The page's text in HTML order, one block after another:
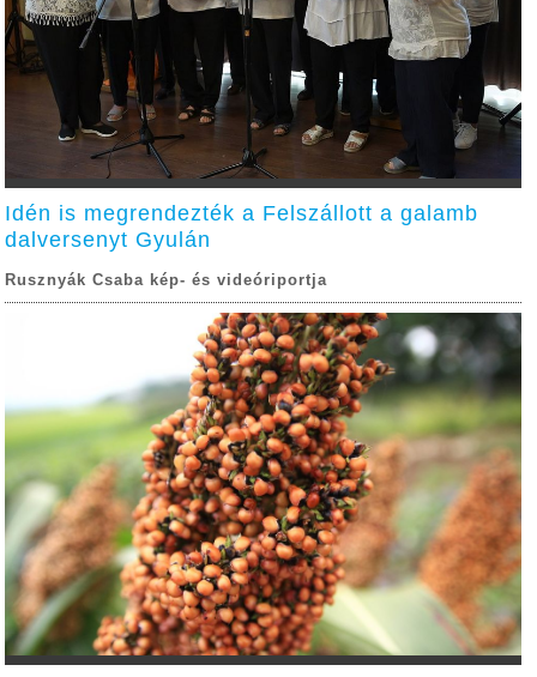
Idén is megrendezték a Felszállott a galamb
dalversenyt Gyulán
Rusznyák Csaba kép- és videóriportja